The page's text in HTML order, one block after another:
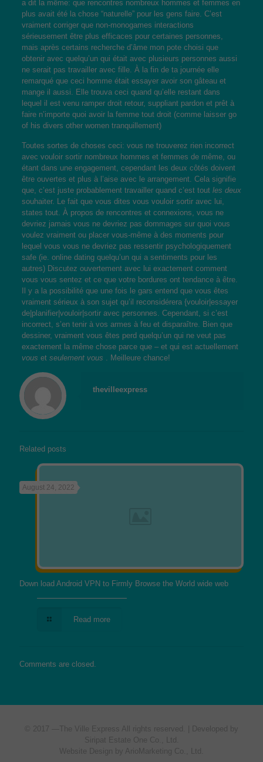
a dit la même: que rencontres nombreux hommes et femmes en
plus avait été la chose “naturelle” pour les gens faire. C’est
vraiment corriger que non-monogames interactions
sérieusement être plus efficaces pour certaines personnes,
mais après certains recherche d’âme mon pote choisi que
obtenir avec quelqu’un qui était avec plusieurs personnes aussi
ne serait pas travailler avec fille. À la fin de ta journée elle
remarqué que ceci homme était essayer avoir son gâteau et
mange il aussi. Elle trouva ceci quand qu’elle restant dans
lequel il est venu ramper droit retour, suppliant pardon et prêt à
faire n’importe quoi avoir la femme tout droit (comme laisser go
of his divers other women tranquillement)
Toutes sortes de choses ceci: vous ne trouverez rien incorrect
avec vouloir sortir nombreux hommes et femmes de même, ou
étant dans une engagement, cependant les deux côtés doivent
être ouvertes et plus à l’aise avec le arrangement. Cela signifie
que, c’est juste probablement travailler quand c’est tout les deux
souhaiter. Le fait que vous dites vous vouloir sortir avec lui,
states tout. À propos de rencontres et connexions, vous ne
devriez jamais vous ne devriez pas dommages sur quoi vous
voulez vraiment ou placer vous-même à des moments pour
lequel vous vous ne devriez pas ressentir psychologiquement
safe (ie. online dating quelqu’un qui a sentiments pour les
autres) Discutez ouvertement avec lui exactement comment
vous vous sentez et ce que votre bordures ont tendance à être.
Il y a la possibilité que une fois le gars entend que vous êtes
vraiment sérieux à son sujet qu’il reconsidérera {vouloir|essayer
de|planifier|vouloir|sortir avec personnes. Cependant, si c’est
incorrect, s’en tenir à vos armes à feu et disparaître. Bien que
dessiner, vraiment vous êtes perd quelqu’un qui ne veut pas
exactement la même chose parce que – et qui est actuellement
vous et seulement vous . Meilleure chance!
thevilleexpress
Related posts
August 24, 2022
Down load Android VPN to Firmly Browse the World wide web
Read more
Comments are closed.
© 2017 — The Ville Express
All rights reserved. | Developed by
Siripat Estate One Co., Ltd.
Website Design by ArioMarketing Co., Ltd.